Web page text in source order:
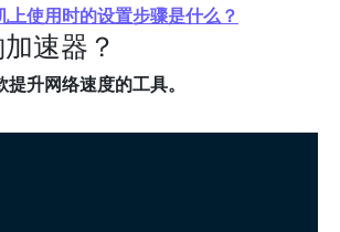
上使用时的设置步骤是什么？
速器？
升网络速度的工具。